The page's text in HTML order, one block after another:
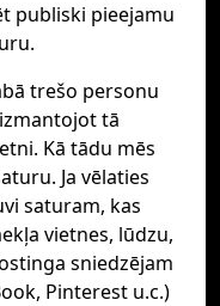
publiski pieejamu
trešo personu
tā
Kā tādu mēs
Ja vēlaties
saturam, kas
vietnes, lūdzu,
sniedzējam
Pinterest u.c.)